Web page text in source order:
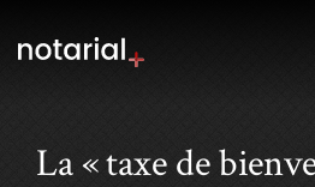
La « taxe de